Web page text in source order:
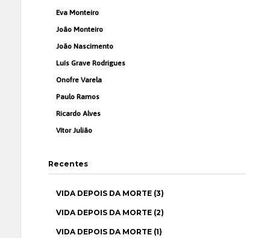
Eva Monteiro
João Monteiro
João Nascimento
Luís Grave Rodrigues
Onofre Varela
Paulo Ramos
Ricardo Alves
Vítor Julião
Recentes
VIDA DEPOIS DA MORTE (3)
VIDA DEPOIS DA MORTE (2)
VIDA DEPOIS DA MORTE (1)